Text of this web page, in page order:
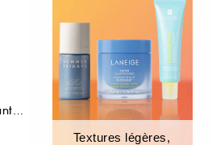
Masque et crème hydratant visage
Textures légères,